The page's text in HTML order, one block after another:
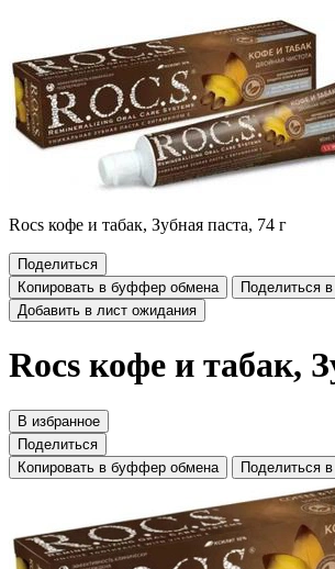
Rocs кофе и табак, Зубная паста, 74 г
Поделиться
Копировать в буффер обмена
Поделиться
Добавить в лист ожидания
Rocs кофе и табак,
В избранное
Поделиться
Копировать в буффер обмена
Поделиться